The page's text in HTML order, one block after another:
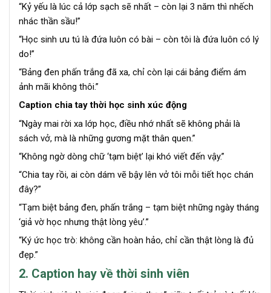
“Kỷ yếu là lúc cả lớp sạch sẽ nhất – còn lại 3 năm thì nhếch
nhác thần sầu!”
“Học sinh ưu tú là đứa luôn có bài – còn tôi là đứa luôn có lý
do!”
“Bảng đen phấn trắng đã xa, chỉ còn lại cái bảng điểm ám
ảnh mãi không thôi.”
Caption chia tay thời học sinh xúc động
“Ngày mai rời xa lớp học, điều nhớ nhất sẽ không phải là
sách vở, mà là những gương mặt thân quen.”
“Không ngờ dòng chữ ‘tạm biệt’ lại khó viết đến vậy.”
“Chia tay rồi, ai còn dám vẽ bậy lên vở tôi mỗi tiết học chán
đây?”
“Tạm biệt bảng đen, phấn trắng – tạm biệt những ngày tháng
‘giả vờ học nhưng thật lòng yêu’.”
“Ký ức học trò: không cần hoàn hảo, chỉ cần thật lòng là đủ
đẹp.”
2. Caption hay về thời sinh viên